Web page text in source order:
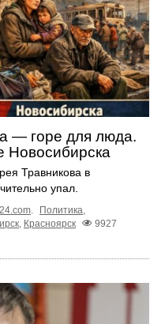
— горе для люда.
Новосибирска
Травникова в
упал.
Политика
, Красноярск
9927